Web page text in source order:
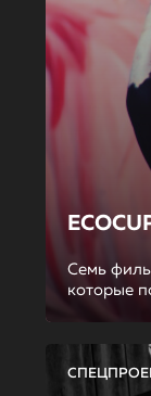
Семь
которые